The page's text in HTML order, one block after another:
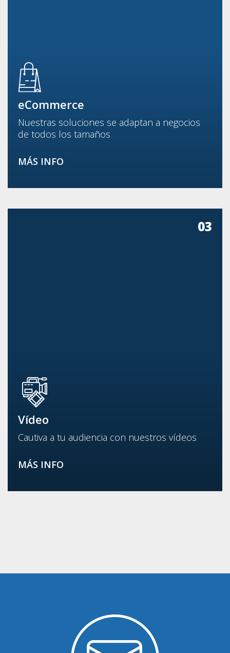
eCommerce
Nuestras soluciones se adaptan a negocios
de todos los tamaños
MÁS INFO
03
Vídeo
Cautiva a tu audiencia con nuestros vídeos
MÁS INFO